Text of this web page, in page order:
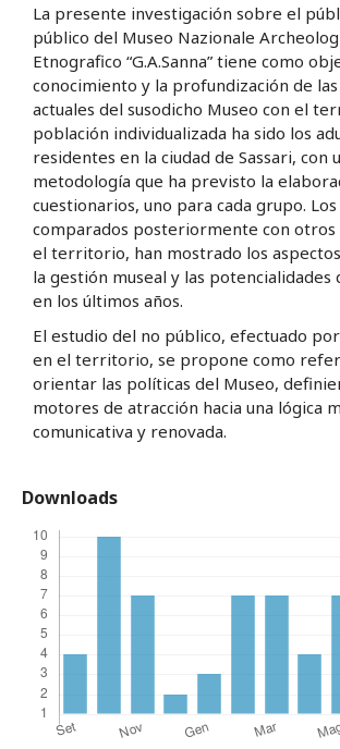
La presente investigación sobre el
público del Museo Nazionale
Etnografico “G.A.Sanna” tiene como
conocimiento y la profundización de
actuales del susodicho Museo con el
población individualizada ha sido los
residentes en la ciudad de Sassari, con
metodología que ha previsto la
cuestionarios, uno para cada grupo.
comparados posteriormente con otros
el territorio, han mostrado los
la gestión museal y las potencialidades
en los últimos años.
El estudio del no público, efectuado
en el territorio, se propone como
orientar las políticas del Museo,
motores de atracción hacia una lógica
comunicativa y renovada.
Downloads